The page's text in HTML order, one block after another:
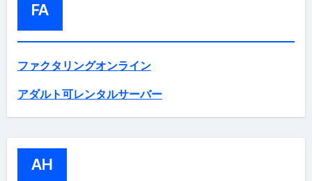
FA
ファクタリングオンライン
アダルト可レンタルサーバー
AH